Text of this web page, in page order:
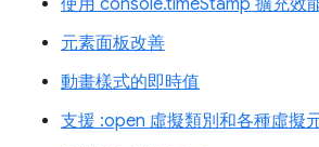
元素面板改善
動畫樣式的即時值
支援 :open 虛擬類別和各種虛擬